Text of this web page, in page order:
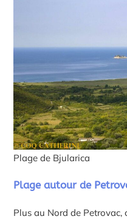
Plage de Bjularica
Plage autour de
Plus au Nord de Petrovac,